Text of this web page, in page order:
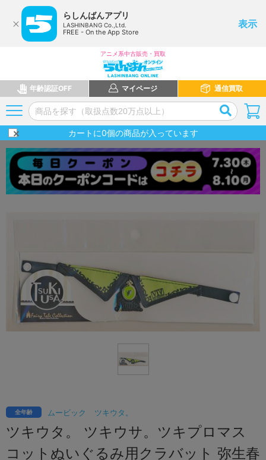
らしんばんアプリ
LASHINBANG Co.,Ltd.
FREE - On the App Store
表示
アニメ系中古販売・買取
年齢認証OFF マイページ 通信買取
カートに0個の商品が入っています
ムービック ツキウタ。
全年齢
ツキウタ。 ツキウサ。ツキプロマス
コットぬいぐるみ用クラバット 弥生春